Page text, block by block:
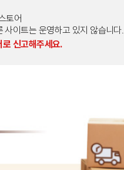
토어
이트는 운영하고 있지 않습니다.
신고해주세요.